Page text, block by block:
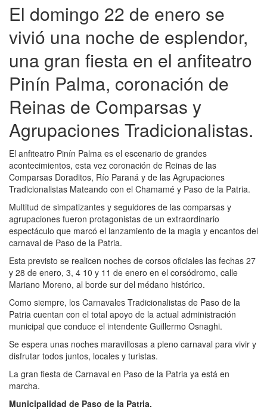
El domingo 22 de enero se
vivió una noche de esplendor,
una gran fiesta en el anfiteatro
Pinín Palma, coronación de
Reinas de Comparsas y
Agrupaciones Tradicionalistas.
El anfiteatro Pinín Palma es el escenario de grandes
acontecimientos, esta vez coronación de Reinas de las
Comparsas Doraditos, Río Paraná y de las Agrupaciones
Tradicionalistas Mateando con el Chamamé y Paso de la Patria.
Multitud de simpatizantes y seguidores de las comparsas y
agrupaciones fueron protagonistas de un extraordinario
espectáculo que marcó el lanzamiento de la magia y encantos del
carnaval de Paso de la Patria.
Esta previsto se realicen noches de corsos oficiales las fechas 27
y 28 de enero, 3, 4 10 y 11 de enero en el corsódromo, calle
Mariano Moreno, al borde sur del médano histórico.
Como siempre, los Carnavales Tradicionalistas de Paso de la
Patria cuentan con el total apoyo de la actual administración
municipal que conduce el intendente Guillermo Osnaghi.
Se espera unas noches maravillosas a pleno carnaval para vivir y
disfrutar todos juntos, locales y turistas.
La gran fiesta de Carnaval en Paso de la Patria ya está en
marcha.
Municipalidad de Paso de la Patria.